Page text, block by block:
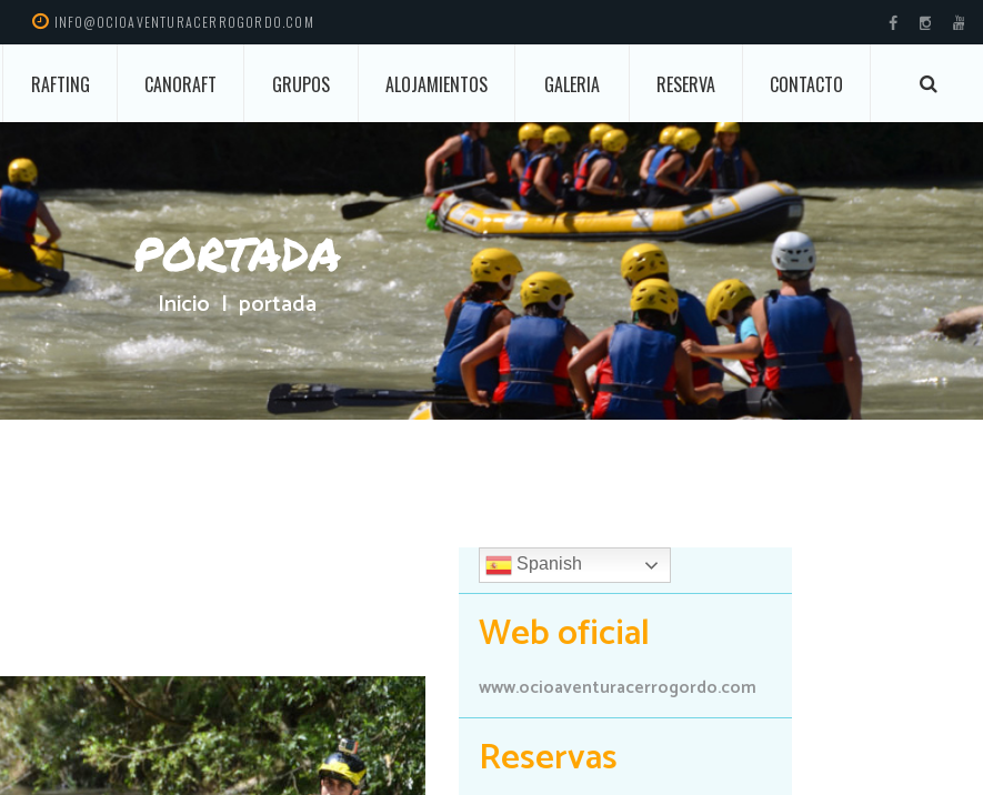
INFO@OCIOAVENTURACERROGORDO.COM
RAFTING CANORAFT GRUPOS ALOJAMIENTOS GALERIA RESERVA CONTACTO
portada
Inicio portada
Spanish
Web oficial
www.ocioaventuracerrogordo.com
Reservas